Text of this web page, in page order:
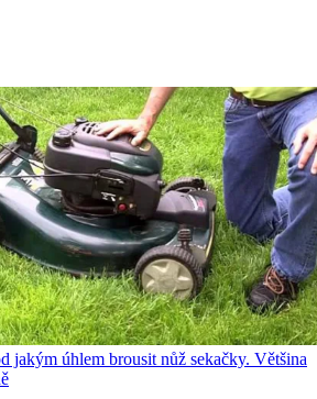
jakým úhlem brousit nůž sekačky. Většina